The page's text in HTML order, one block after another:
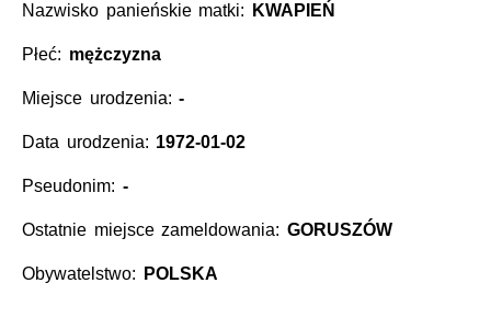
Nazwisko panieńskie matki: KWAPIEŃ
Płeć: mężczyzna
Miejsce urodzenia:-
Data urodzenia: 1972-01-02
Pseudonim: -
Ostatnie miejsce zameldowania: GORUSZÓW
Obywatelstwo: POLSKA